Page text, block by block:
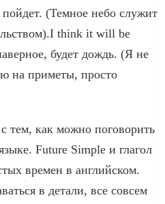
(Темное небо служит
think it will be
будет дождь. (Я не
на приметы, просто
тем, как можно поговорить
Future Simple и глагол
времен в английском.
в детали, все совсем